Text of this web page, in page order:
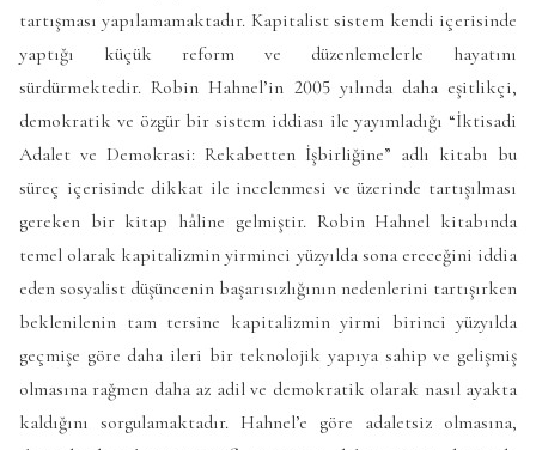
tartışması yapılamamaktadır. Kapitalist sistem kendi içerisinde
yaptığı küçük reform ve düzenlemelerle hayatını
sürdürmektedir. Robin Hahnel’in 2005 yılında daha eşitlikçi,
demokratik ve özgür bir sistem iddiası ile yayımladığı “İktisadi
Adalet ve Demokrasi: Rekabetten İşbirliğine” adlı kitabı bu
süreç içerisinde dikkat ile incelenmesi ve üzerinde tartışılması
gereken bir kitap hâline gelmiştir. Robin Hahnel kitabında
temel olarak kapitalizmin yirminci yüzyılda sona ereceğini iddia
eden sosyalist düşüncenin başarısızlığının nedenlerini tartışırken
beklenilenin tam tersine kapitalizmin yirmi birinci yüzyılda
geçmişe göre daha ileri bir teknolojik yapıya sahip ve gelişmiş
olmasına rağmen daha az adil ve demokratik olarak nasıl ayakta
kaldığını sorgulamaktadır. Hahnel’e göre adaletsiz olmasına,